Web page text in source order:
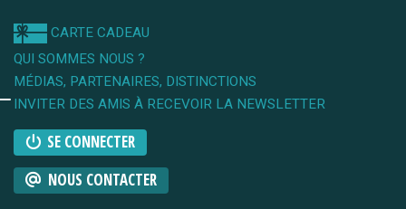
CARTE CADEAU
QUI SOMMES NOUS ?
MÉDIAS, PARTENAIRES, DISTINCTIONS
INVITER DES AMIS À RECEVOIR LA NEWSLETTER
SE CONNECTER
NOUS CONTACTER